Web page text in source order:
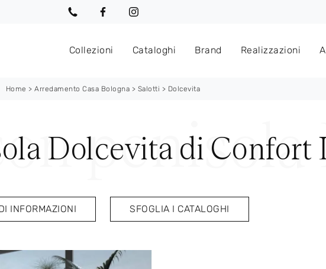
Collezioni Cataloghi Brand Realizzazioni
Home >Arredamento Casa Bologna > Salotti > Dolcevita
Dolcevita di Confort
INFORMAZIONI SFOGLIA I CATALOGHI